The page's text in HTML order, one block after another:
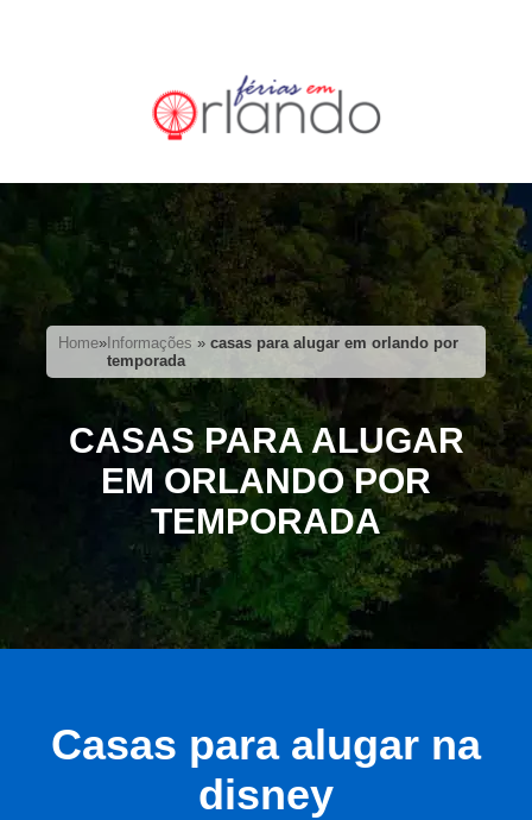
Home» Informações »casas para alugar em orlando por
temporada
CASAS PARA ALUGAR
EM ORLANDO POR
TEMPORADA
Casas para alugar na
disney